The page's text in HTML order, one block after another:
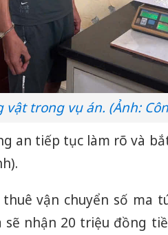
trong vụ án. (Ảnh:
an tiếp tục làm rõ và
vận chuyển số ma
sẽ nhận 20 triệu đồng